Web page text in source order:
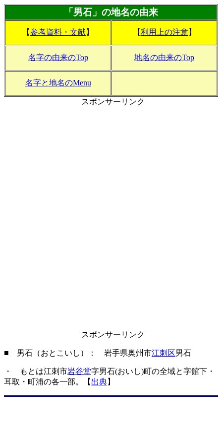
「男石」の地名の由来
【参考資料・文献】 【利用上の注意】
名字の由来のTop 地名の由来のTop
名字と地名のMenu
スポンサーリンク
スポンサーリンク
■ 男石（おとこいし）： 岩手県奥州市江刺区男石
・ もとは江刺市岩谷堂字男石(おいし)町の全域と字館下・
耳取・町浦の各一部。【 出典】